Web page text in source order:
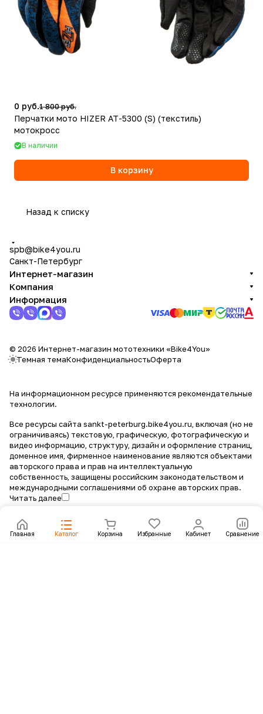
0 руб.1 800 руб.
Перчатки мото HIZER AT-5300 (S) (текстиль)
мотокросс
В наличии
В корзину
Назад к списку
Главная Каталог Корзина Избранные Кабинет Сравнение
spb@bike4you.ru
Санкт-Петербург
Интернет-магазин
Компания
Информация
© 2026 Интернет-магазин мототехники «Bike4You»
Темная темаКонфиденциальностьОферта
На информационном ресурсе применяются рекомендательные
технологии.
Все ресурсы сайта sankt-peterburg.bike4you.ru, включая (но не
ограничиваясь) текстовую, графическую, фотографическую и
видео информацию, структуру, дизайн и оформление страниц,
доменное имя, фирменное наименование являются объектами
авторского права и прав на интеллектуальную
собственность, защищены российским законодательством и
международными соглашениями об охране авторских прав.
Читать далее